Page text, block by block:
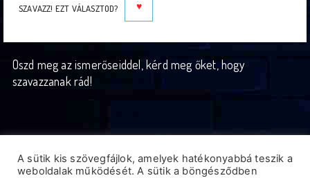
SZAVAZZ! EZT VÁLASZTOD? ♥︎
Oszd meg az ismerőseiddel, kérd meg őket, hogy
szavazzanak rád!
© Minden jog fenntartva Készítettebalibelak
A sütik kis szövegfájlok, amelyek hatékonyabbá teszik a
weboldalak működését. A sütik a böngésződben